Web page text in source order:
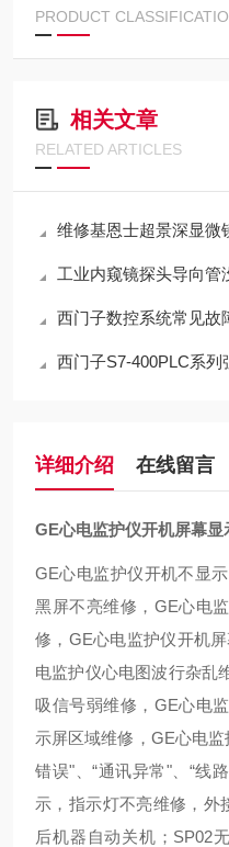
PRODUCT
相关文章
RELATED ARTICLES
维修基恩士超景深显微
工业内窥镜探头导向管
西门子数控系统常见故
西门子S7-400PLC系
详细介绍 在线留言
GE心电监护仪开机屏幕
GE心电监护仪开机不显
黑屏不亮维修，GE心电
修，GE心电监护仪开机
电监护仪心电图波行杂乱
吸信号弱维修，GE心电
示屏区域维修，GE心电
错误"、“通讯异常"、“线
示，指示灯不亮维修，外
后机器自动关机；SP02